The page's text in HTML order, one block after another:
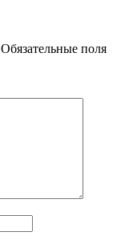
Обязательные поля